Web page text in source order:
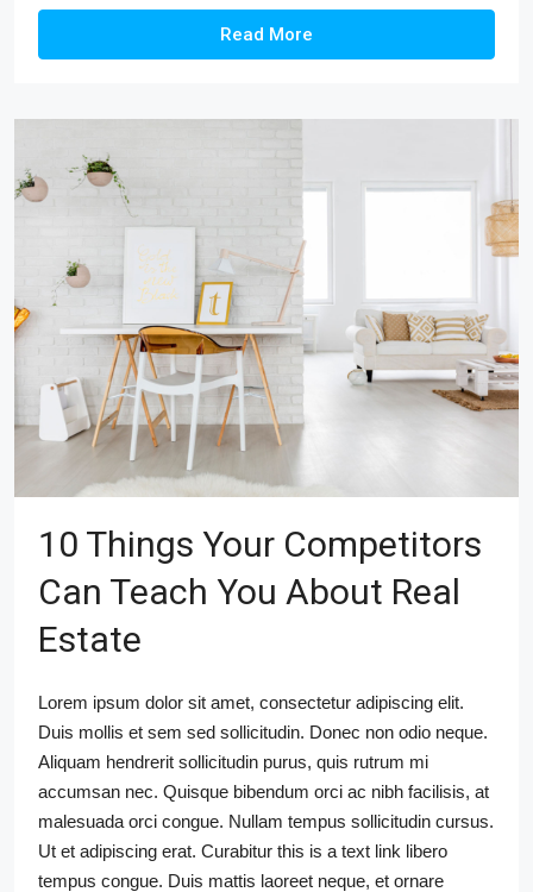
Read More
10 Things Your Competitors
Can Teach You About Real
Estate
Lorem ipsum dolor sit amet, consectetur adipiscing elit.
Duis mollis et sem sed sollicitudin. Donec non odio neque.
Aliquam hendrerit sollicitudin purus, quis rutrum mi
accumsan nec. Quisque bibendum orci ac nibh facilisis, at
malesuada orci congue. Nullam tempus sollicitudin cursus.
Ut et adipiscing erat. Curabitur this is a text link libero
tempus congue. Duis mattis laoreet neque, et ornare